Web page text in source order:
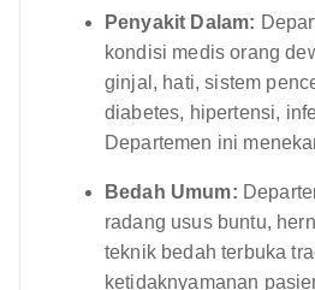
Penyakit Dalam:
kondisi medis orang
ginjal, hati, sistem
diabetes, hipertensi,
Departemen ini
Bedah Umum:
radang usus buntu,
teknik bedah terbuka
ketidaknyamanan